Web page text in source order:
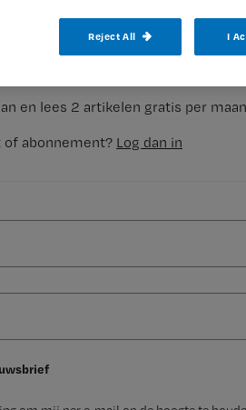
Registreren
artikel lezen?
en lees 2 artikelen gratis per
of abonnement? Log dan in
Reject All I